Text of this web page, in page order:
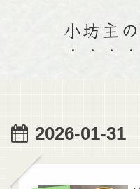
小坊主
2026-01-31